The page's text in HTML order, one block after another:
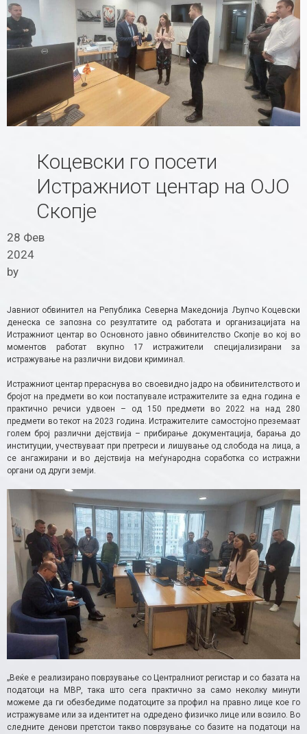
Коцевски го посети
Истражниот центар на ОЈО
Скопје
28 Фев
2024
by
Јавниот обвинител на Република Северна Македонија Љупчо Коцевски
денеска се запозна со резултатите од работата и организацијата на
Истражниот центар во Основното јавно обвинителство Скопје во кој во
моментов работат вкупно 17 истражители специјализирани за
истражување на различни видови криминал.
Истражниот центар прераснува во своевидно јадро на обвинителството и
бројот на предмети во кои постапувале истражителите за една година е
практично речиси удвоен – од 150 предмети во 2022 на над 280
предмети во текот на 2023 година. Истражителите самостојно преземаат
голем број различни дејствија – прибирање документација, барања до
институции, учествуваат при претреси и лишување од слобода на лица, а
се ангажирани и во дејствија на меѓународна соработка со истражни
органи од други земји.
„Веќе е реализирано поврзување со Централниот регистар и со базата на
податоци на МВР, така што сега практично за само неколку минути
можеме да ги обезбедиме податоците за профил на правно лице кое го
истражуваме или за идентитет на одредено физичко лице или возило. Во
следните денови претстои такво поврзување со базите на податоци на